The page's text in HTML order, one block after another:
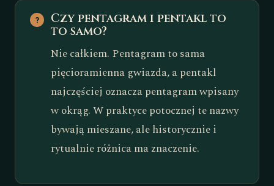
Czy pentagram i pentakl to
to samo?
Nie całkiem. Pentagram to sama
pięcioramienna gwiazda, a pentakl
najczęściej oznacza pentagram wpisany
w okrąg. W praktyce potocznej te nazwy
bywają mieszane, ale historycznie i
rytualnie różnica ma znaczenie.